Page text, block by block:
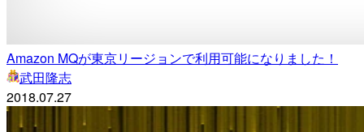
Amazon MQが東京リージョンで利用可能になりました！
武田隆志
2018.07.27